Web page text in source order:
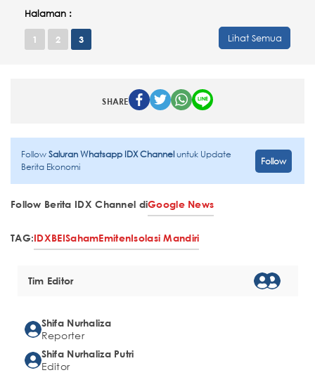
Halaman :
1 2 3 Lihat Semua
SHARE
FollowSaluran Whatsapp IDX Channeluntuk Update
Berita Ekonomi
Follow
Follow Berita IDX Channel diGoogle News
TAG:IDXBEISahamEmitenIsolasi Mandiri
Tim Editor
Shifa Nurhaliza
Reporter
Shifa Nurhaliza Putri
Editor